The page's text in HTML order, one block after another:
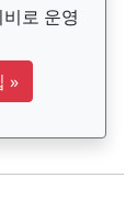
로 운영
»